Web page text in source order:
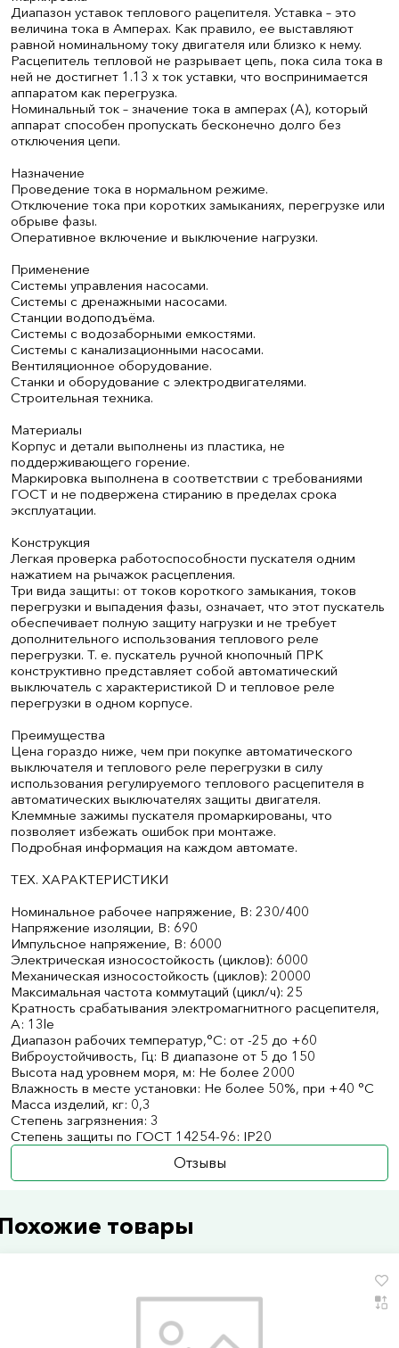
Диапазон уставок теплового рацепителя. Уставка – это
величина тока в Амперах. Как правило, ее выставляют
равной номинальному току двигателя или близко к нему.
Расцепитель тепловой не разрывает цепь, пока сила тока в
ней не достигнет 1.13 х ток уставки, что воспринимается
аппаратом как перегрузка.
Номинальный ток – значение тока в амперах (А), который
аппарат способен пропускать бесконечно долго без
отключения цепи.
Назначение
Проведение тока в нормальном режиме.
Отключение тока при коротких замыканиях, перегрузке или
обрыве фазы.
Оперативное включение и выключение нагрузки.
Применение
Системы управления насосами.
Системы с дренажными насосами.
Станции водоподъёма.
Системы с водозаборными емкостями.
Системы с канализационными насосами.
Вентиляционное оборудование.
Станки и оборудование с электродвигателями.
Строительная техника.
Материалы
Корпус и детали выполнены из пластика, не
поддерживающего горение.
Маркировка выполнена в соответствии с требованиями
ГОСТ и не подвержена стиранию в пределах срока
эксплуатации.
Конструкция
Легкая проверка работоспособности пускателя одним
нажатием на рычажок расцепления.
Три вида защиты: от токов короткого замыкания, токов
перегрузки и выпадения фазы, означает, что этот пускатель
обеспечивает полную защиту нагрузки и не требует
дополнительного использования теплового реле
перегрузки. Т. е. пускатель ручной кнопочный ПРК
конструктивно представляет собой автоматический
выключатель с характеристикой D и тепловое реле
перегрузки в одном корпусе.
Преимущества
Цена гораздо ниже, чем при покупке автоматического
выключателя и теплового реле перегрузки в силу
использования регулируемого теплового расцепителя в
автоматических выключателях защиты двигателя.
Клеммные зажимы пускателя промаркированы, что
позволяет избежать ошибок при монтаже.
Подробная информация на каждом автомате.
ТЕХ. ХАРАКТЕРИСТИКИ
Номинальное рабочее напряжение, В: 230/400
Напряжение изоляции, В: 690
Импульсное напряжение, В: 6000
Электрическая износостойкость (циклов): 6000
Механическая износостойкость (циклов): 20000
Максимальная частота коммутаций (цикл/ч): 25
Кратность срабатывания электромагнитного расцепителя,
А: 13le
Диапазон рабочих температур,°С: от -25 до +60
Виброустойчивость, Гц: В диапазоне от 5 до 150
Высота над уровнем моря, м: Не более 2000
Влажность в месте установки: Не более 50%, при +40 °С
Масса изделий, кг: 0,3
Степень загрязнения: 3
Степень защиты по ГОСТ 14254-96: IP20
Отзывы
товары